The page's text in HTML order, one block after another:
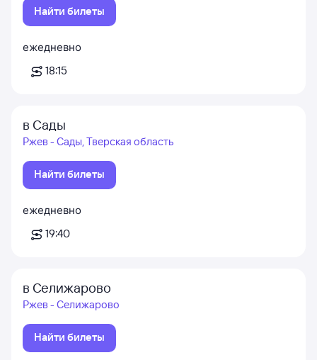
Найти билеты
ежедневно
18:15
в Сады
Ржев - Сады, Тверская область
Найти билеты
ежедневно
19:40
в Селижарово
Ржев - Селижарово
Найти билеты